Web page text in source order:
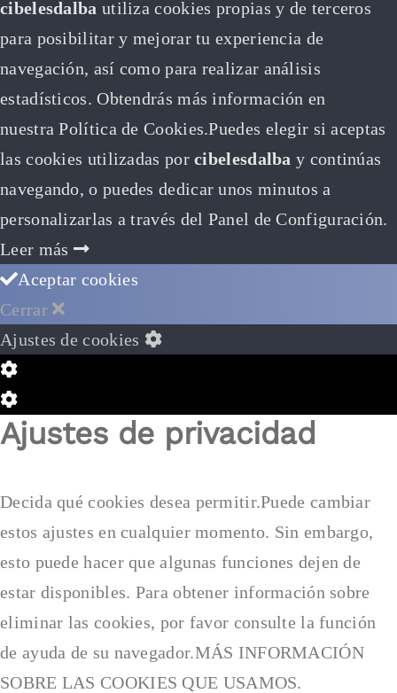
cibelesdalba utiliza cookies propias y de terceros
para posibilitar y mejorar tu experiencia de
navegación, así como para realizar análisis
estadísticos. Obtendrás más información en
nuestra Política de Cookies.Puedes elegir si aceptas
las cookies utilizadas porcibelesdalbay continúas
navegando, o puedes dedicar unos minutos a
personalizarlas a través del Panel de Configuración.
Leer más
Aceptar cookies
Cerrar
Ajustes de cookies
Configuración
de
Cookie
Configuración
de
Ajustes de privacidad
Decida qué cookies desea permitir.Puede cambiar
estos ajustes en cualquier momento. Sin embargo,
esto puede hacer que algunas funciones dejen de
estar disponibles. Para obtener información sobre
eliminar las cookies, por favor consulte la función
de ayuda de su navegador.MÁS INFORMACIÓN
SOBRE LAS COOKIES QUE USAMOS.